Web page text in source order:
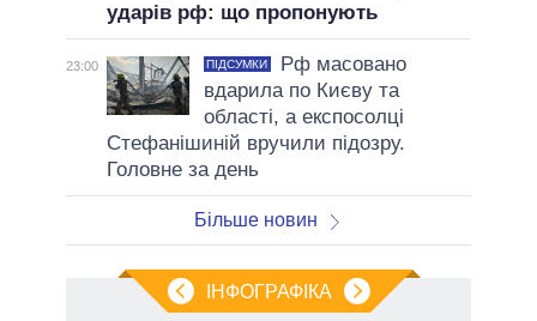
ударів рф: що пропонують
23:00 ПІДСУМКИ
Рф масовано
вдарила по Києву та
області, а експосолці
Стефанішиній вручили підозру.
Головне за день
Більше новин
ІНФОГРАФІКА